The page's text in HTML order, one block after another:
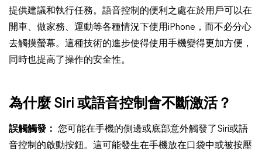
提供建議和執行任務。語音控制的便利之處在於用戶可以在
開車、做家務、運動等各種情況下使用iPhone，而不必分心
去觸摸螢幕。這種技術的進步使得使用手機變得更加方便，
同時也提高了操作的安全性。
為什麼 Siri 或語音控制會不斷激活？
誤觸觸發：
您可能在手機的側邊或底部意外觸發了Siri或語
音控制的啟動按鈕。這可能發生在手機放在口袋中或被按壓